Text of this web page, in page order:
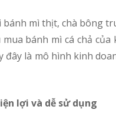
bánh mì cá chả
đây là mô hình kinh
lợi và dễ sử dụng